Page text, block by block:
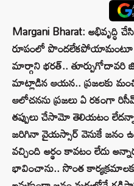
Margani Bharat: అభివృద్ధి
రూపంలో పొందలేకపోయామంటూ
మార్గాని భరత్‌..
మాట్లాడిన ఆయన.. ప్రజలకు
ఆలోచనను ప్రజలు ఏ రకంగా
తప్పులు చేసామో తెలియటం
జరిగినా వైయస్సార్ వెనుకే జనం
వచ్చింది అర్థం కావటం లేదు
భావించాను.. సొంత